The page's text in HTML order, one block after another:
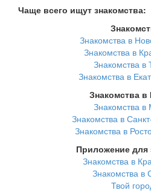
Чаще всего ищут знакомства:
Знакомства в
Знакомства в
Знакомства в
Знакомства в
Знакомства в
Знакомства в
Знакомства в
Знакомства в
Приложение для
Знакомства в
Знакомства в
Твой